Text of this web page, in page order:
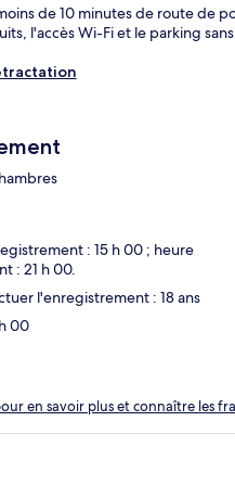
de 10 minutes de route de
l'accès Wi-Fi et le parking
: 15 h 00 ; heure
: 21 h 00.
l'enregistrement : 18 ans
00
en savoir plus et connaître les